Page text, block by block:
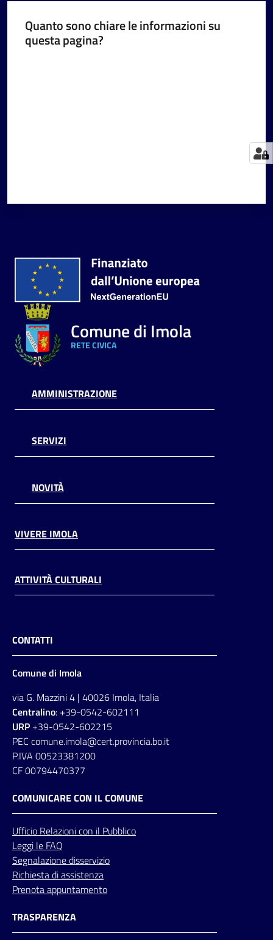
Quanto sono chiare le informazioni su
questa pagina?
Comune di Imola
RETE CIVICA
AMMINISTRAZIONE
SERVIZI
NOVITÀ
VIVERE IMOLA
ATTIVITÀ CULTURALI
CONTATTI
Comune di Imola
via G. Mazzini 4 | 40026 Imola, Italia
Centralino: +39-0542-602111
URP +39-0542-602215
PEC comune.imola@cert.provincia.bo.it
P.IVA 00523381200
CF 00794470377
COMUNICARE CON IL COMUNE
Ufficio Relazionicon il Pubblico
Leggi le FAQ
Segnalazione disservizio
Richiesta di assistenza
Prenota appuntamento
TRASPARENZA